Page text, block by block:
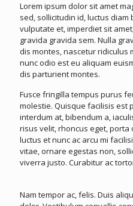
Lorem ipsum dolor sit amet
sed, sollicitudin id, luctus
vulputate et, imperdiet sit
gravida gravida sem. Nulla
dis montes, nascetur ridiculus
nunc odio est eu aliquam
dis parturient montes.
Fusce fringilla tempus purus
molestie. Quisque facilisis est
interdum at, bibendum a,
risus velit, rhoncus eget,
luctus et nunc ac arcu mi
vitae, ornare egestas non,
viverra justo. Curabitur ac
Nam tempor ac, felis. Duis